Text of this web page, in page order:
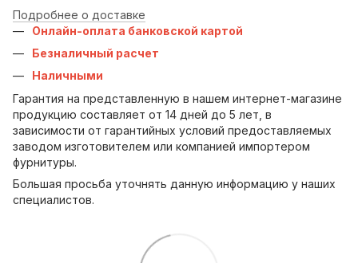
Подробнее о доставке
Онлайн-оплата банковской картой
Безналичный расчет
Наличными
Гарантия на представленную в нашем интернет-магазине
продукцию составляет от 14 дней до 5 лет, в
зависимости от гарантийных условий предоставляемых
заводом изготовителем или компанией импортером
фурнитуры.
Большая просьба уточнять данную информацию у наших
специалистов.